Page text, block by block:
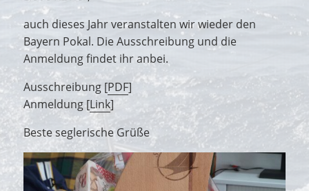
auch dieses Jahr veranstalten wir wieder den
Bayern Pokal. Die Ausschreibung und die
Anmeldung findet ihr anbei.
Ausschreibung [PDF]
Anmeldung [Link]
Beste seglerische Grüße